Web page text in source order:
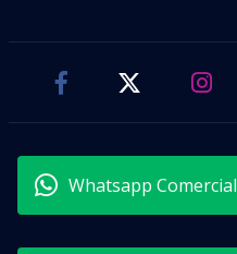
Whatsapp Comercial